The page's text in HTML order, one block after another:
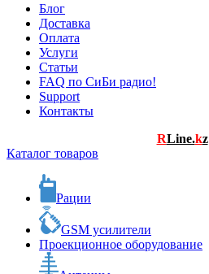
Блог
Доставка
Оплата
Услуги
Статьи
FAQ по СиБи радио!
Support
Контакты
RLine.kz
Каталог товаров
Рации
GSM усилители
Проекционное оборудование